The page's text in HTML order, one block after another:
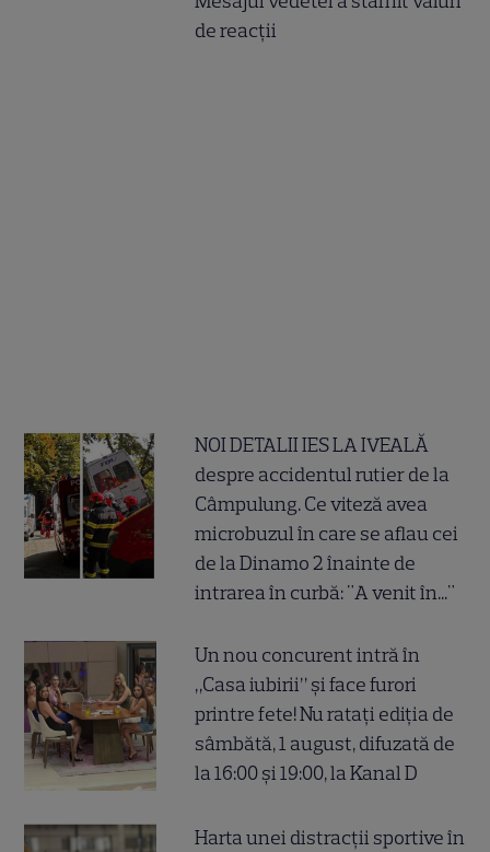
de reacții
NOI DETALII IES LA IVEALĂ
despre accidentul rutier de la
Câmpulung. Ce viteză avea
microbuzul în care se aflau cei
de la Dinamo 2 înainte de
intrarea în curbă: "A venit în..."
Un nou concurent intră în
„Casa iubirii” și face furori
printre fete! Nu ratați ediția de
sâmbătă, 1 august, difuzată de
la 16:00 și 19:00, la Kanal D
Harta unei distracții sportive în